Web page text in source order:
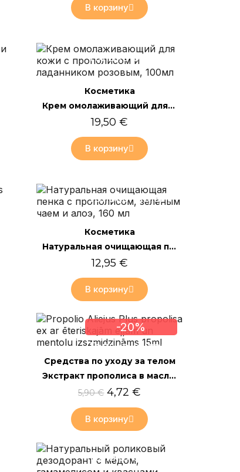
В корзину
Быстрый просмотр
Только онлайн
Косметика
Крем омолаживающий для кожи с прополисом и ладанником розовым, 100мл
19,50 €
В корзину
Быстрый просмотр
Только онлайн
Косметика
Натуральная очищающая пенка с прополисом, зелёным чаем и алоэ, 160 мл
12,95 €
В корзину
Быстрый просмотр
-20%
Только онлайн
Средства по уходу за телом
Экстракт прополиса в масле с эфирными маслами, спрей, 15мл
5,90 € 4,72 €
В корзину
Только онлайн